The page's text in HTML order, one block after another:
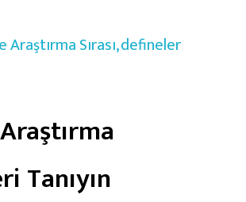
Tanıyın